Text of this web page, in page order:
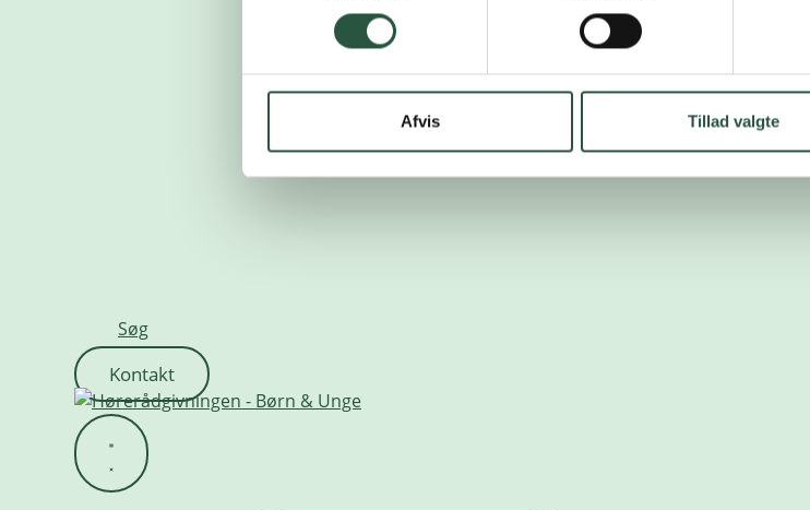
Afvis Tillad valgte
Søg
Kontakt